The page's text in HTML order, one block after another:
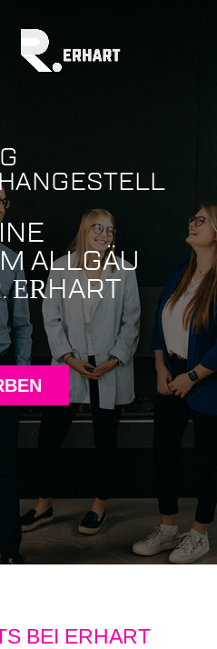
ALLGÄU
ERHART
BEI ERHART